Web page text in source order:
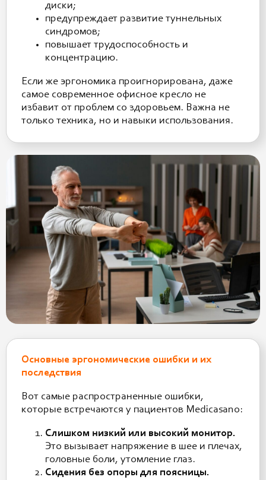
диски;
предупреждает развитие туннельных
синдромов;
повышает трудоспособность и
концентрацию.
Если же эргономика проигнорирована, даже
самое современное офисное кресло не
избавит от проблем со здоровьем. Важна не
только техника, но и навыки использования.
Основные эргономические ошибки и их
последствия
Вот самые распространенные ошибки,
которые встречаются у пациентов Medicasano:
Слишком низкий или высокий монитор.
Это вызывает напряжение в шее и плечах,
головные боли, утомление глаз.
Сидения без опоры для поясницы.